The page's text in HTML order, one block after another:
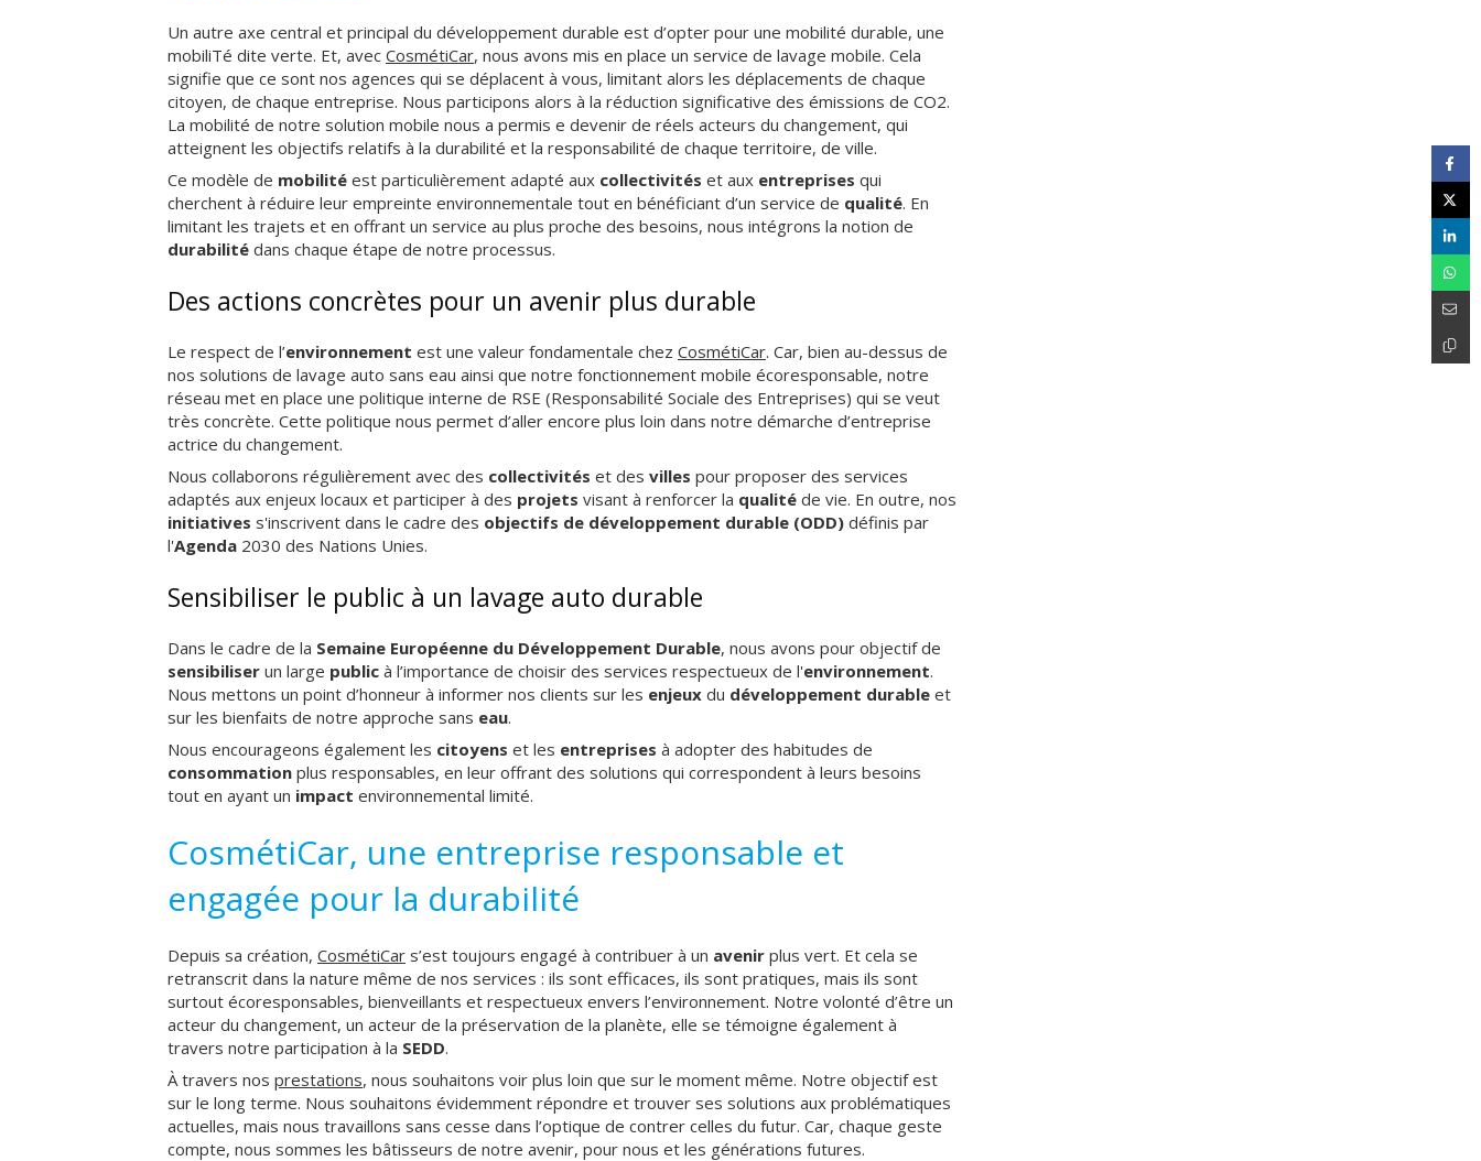
Un autre axe central et principal du développement durable est d’opter pour une mobilité durable, une
mobiliTé dite verte. Et, avec CosmétiCar, nous avons mis en place un service de lavage mobile. Cela
signifie que ce sont nos agences qui se déplacent à vous, limitant alors les déplacements de chaque
citoyen, de chaque entreprise. Nous participons alors à la réduction significative des émissions de CO2.
La mobilité de notre solution mobile nous a permis e devenir de réels acteurs du changement, qui
atteignent les objectifs relatifs à la durabilité et la responsabilité de chaque territoire, de ville.
Ce modèle de mobilité est particulièrement adapté aux collectivités et aux entreprises qui
cherchent à réduire leur empreinte environnementale tout en bénéficiant d’un service de qualité. En
limitant les trajets et en offrant un service au plus proche des besoins, nous intégrons la notion de
durabilité dans chaque étape de notre processus.
Des actions concrètes pour un avenir plus durable
Le respect de l’environnement est une valeur fondamentale chez CosmétiCar. Car, bien au-dessus de
nos solutions de lavage auto sans eau ainsi que notre fonctionnement mobile écoresponsable, notre
réseau met en place une politique interne de RSE (Responsabilité Sociale des Entreprises) qui se veut
très concrète. Cette politique nous permet d’aller encore plus loin dans notre démarche d’entreprise
actrice du changement.
Nous collaborons régulièrement avec des collectivités et des villes pour proposer des services
adaptés aux enjeux locaux et participer à des projets visant à renforcer la qualité de vie. En outre, nos
initiatives s'inscrivent dans le cadre des objectifs de développement durable (ODD) définis par
l'Agenda 2030 des Nations Unies.
Sensibiliser le public à un lavage auto durable
Dans le cadre de la Semaine Européenne du Développement Durable, nous avons pour objectif de
sensibiliser un large public à l’importance de choisir des services respectueux de l'environnement.
Nous mettons un point d’honneur à informer nos clients sur les enjeux du développement durable et
sur les bienfaits de notre approche sans eau.
Nous encourageons également les citoyens et les entreprises à adopter des habitudes de
consommation plus responsables, en leur offrant des solutions qui correspondent à leurs besoins
tout en ayant un impact environnemental limité.
CosmétiCar, une entreprise responsable et
engagée pour la durabilité
Depuis sa création, CosmétiCar s’est toujours engagé à contribuer à un avenir plus vert. Et cela se
retranscrit dans la nature même de nos services : ils sont efficaces, ils sont pratiques, mais ils sont
surtout écoresponsables, bienveillants et respectueux envers l’environnement. Notre volonté d’être un
acteur du changement, un acteur de la préservation de la planète, elle se témoigne également à
travers notre participation à la SEDD.
À travers nos prestations, nous souhaitons voir plus loin que sur le moment même. Notre objectif est
sur le long terme. Nous souhaitons évidemment répondre et trouver ses solutions aux problématiques
actuelles, mais nous travaillons sans cesse dans l’optique de contrer celles du futur. Car, chaque geste
compte, nous sommes les bâtisseurs de notre avenir, pour nous et les générations futures.